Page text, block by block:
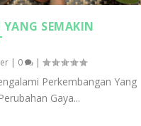
YANG SEMAKIN
| 0 |
Perkembangan Yang
Gaya...